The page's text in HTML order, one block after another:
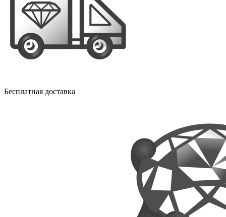
Бесплатная доставка